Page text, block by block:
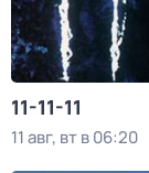
11-11-11
11 авг, вт в 06:20